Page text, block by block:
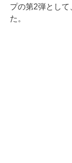
プの第2弾とし
た。